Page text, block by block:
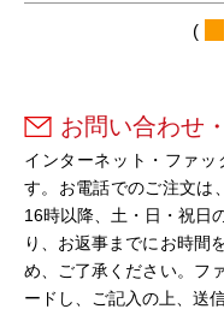
(
お問い合わせ
インターネット・ファッ
す。お電話でのご注文は
16時以降、土・日・祝日
り、お返事までにお時間
め、ご了承ください。フ
ードし、ご記入の上、送